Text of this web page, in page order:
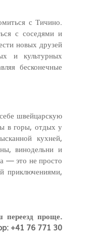
с Тичино.
с соседями и
новых друзей
и культурных
бесконечные
швейцарскую
в горы, отдых у
кухней,
винодельни и
— это не просто
приключениями,
проще.
+41 76 771 30